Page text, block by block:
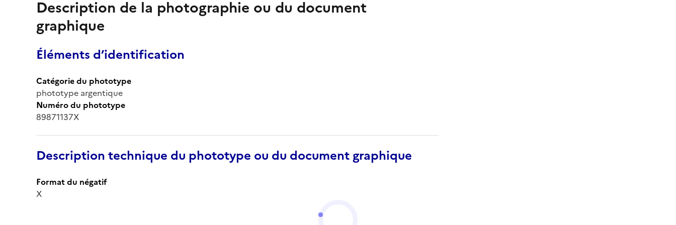
Description de la photographie ou du document
graphique
Éléments d’identification
Catégorie du phototype
phototype argentique
Numéro du phototype
89871137X
Description technique du phototype ou du document graphique
Format du négatif
X